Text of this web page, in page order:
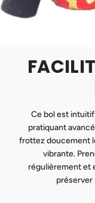
Ce bol est
pratiquant
frottez doucement
vibrante.
régulièrement et
préserver